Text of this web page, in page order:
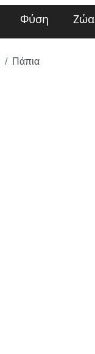
Φύση Ζώα
Πάπια